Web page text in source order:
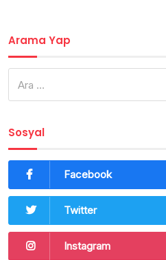
Arama Yap
Sosyal
Facebook
Twitter
Instagram